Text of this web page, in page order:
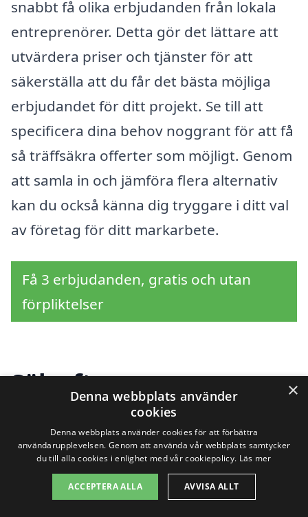
snabbt få olika erbjudanden från lokala
entreprenörer. Detta gör det lättare att
utvärdera priser och tjänster för att
säkerställa att du får det bästa möjliga
erbjudandet för ditt projekt. Se till att
specificera dina behov noggrant för att få
så träffsäkra offerter som möjligt. Genom
att samla in och jämföra flera alternativ
kan du också känna dig tryggare i ditt val
av företag för ditt markarbete.
Få 3 erbjudanden, gratis och utan
förpliktelser
Sök efter en
professionell för
markarbete i andra
städer nära Horndal
×
Denna webbplats använder
cookies
Denna webbplats använder cookies för att förbättra
användarupplevelsen. Genom att använda vår webbplats samtycker
du till alla cookies i enlighet med vår cookiepolicy. Läs mer
ACCEPTERA ALLA AVVISA ALLT